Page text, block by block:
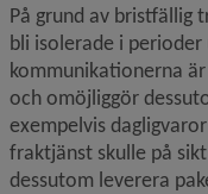
På grund av bristfällig
bli isolerade i
kommunikationerna
och omöjliggör
exempelvis
fraktjänst skulle på
dessutom leverera